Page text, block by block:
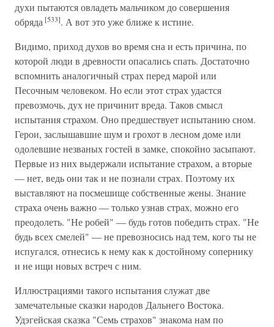
духи пытаются овладеть мальчиком до совершения
обряда [533]. А вот это уже ближе к истине.
Видимо, приход духов во время сна и есть причина, по
которой люди в древности опасались спать. Достаточно
вспомнить аналогичный страх перед марой или
Песочным человеком. Но если этот страх удастся
превозмочь, дух не причинит вреда. Таков смысл
испытания страхом. Оно предшествует испытанию сном.
Герои, заслышавшие шум и грохот в лесном доме или
одолевшие незваных гостей в замке, спокойно засыпают.
Первые из них выдержали испытание страхом, а вторые
— нет, ведь они так и не познали страх. Поэтому их
выставляют на посмешище собственные жены. Знание
страха очень важно — только узнав страх, можно его
преодолеть. "Не робей" — будь готов победить страх. "Не
будь всех смелей" — не превозносись над тем, кого ты не
испугался, отнесись к нему как к достойному сопернику
и не ищи новых встреч с ним.
Иллюстрациями такого испытания служат две
замечательные сказки народов Дальнего Востока.
Удэгейская сказка "Семь страхов" знакома нам по